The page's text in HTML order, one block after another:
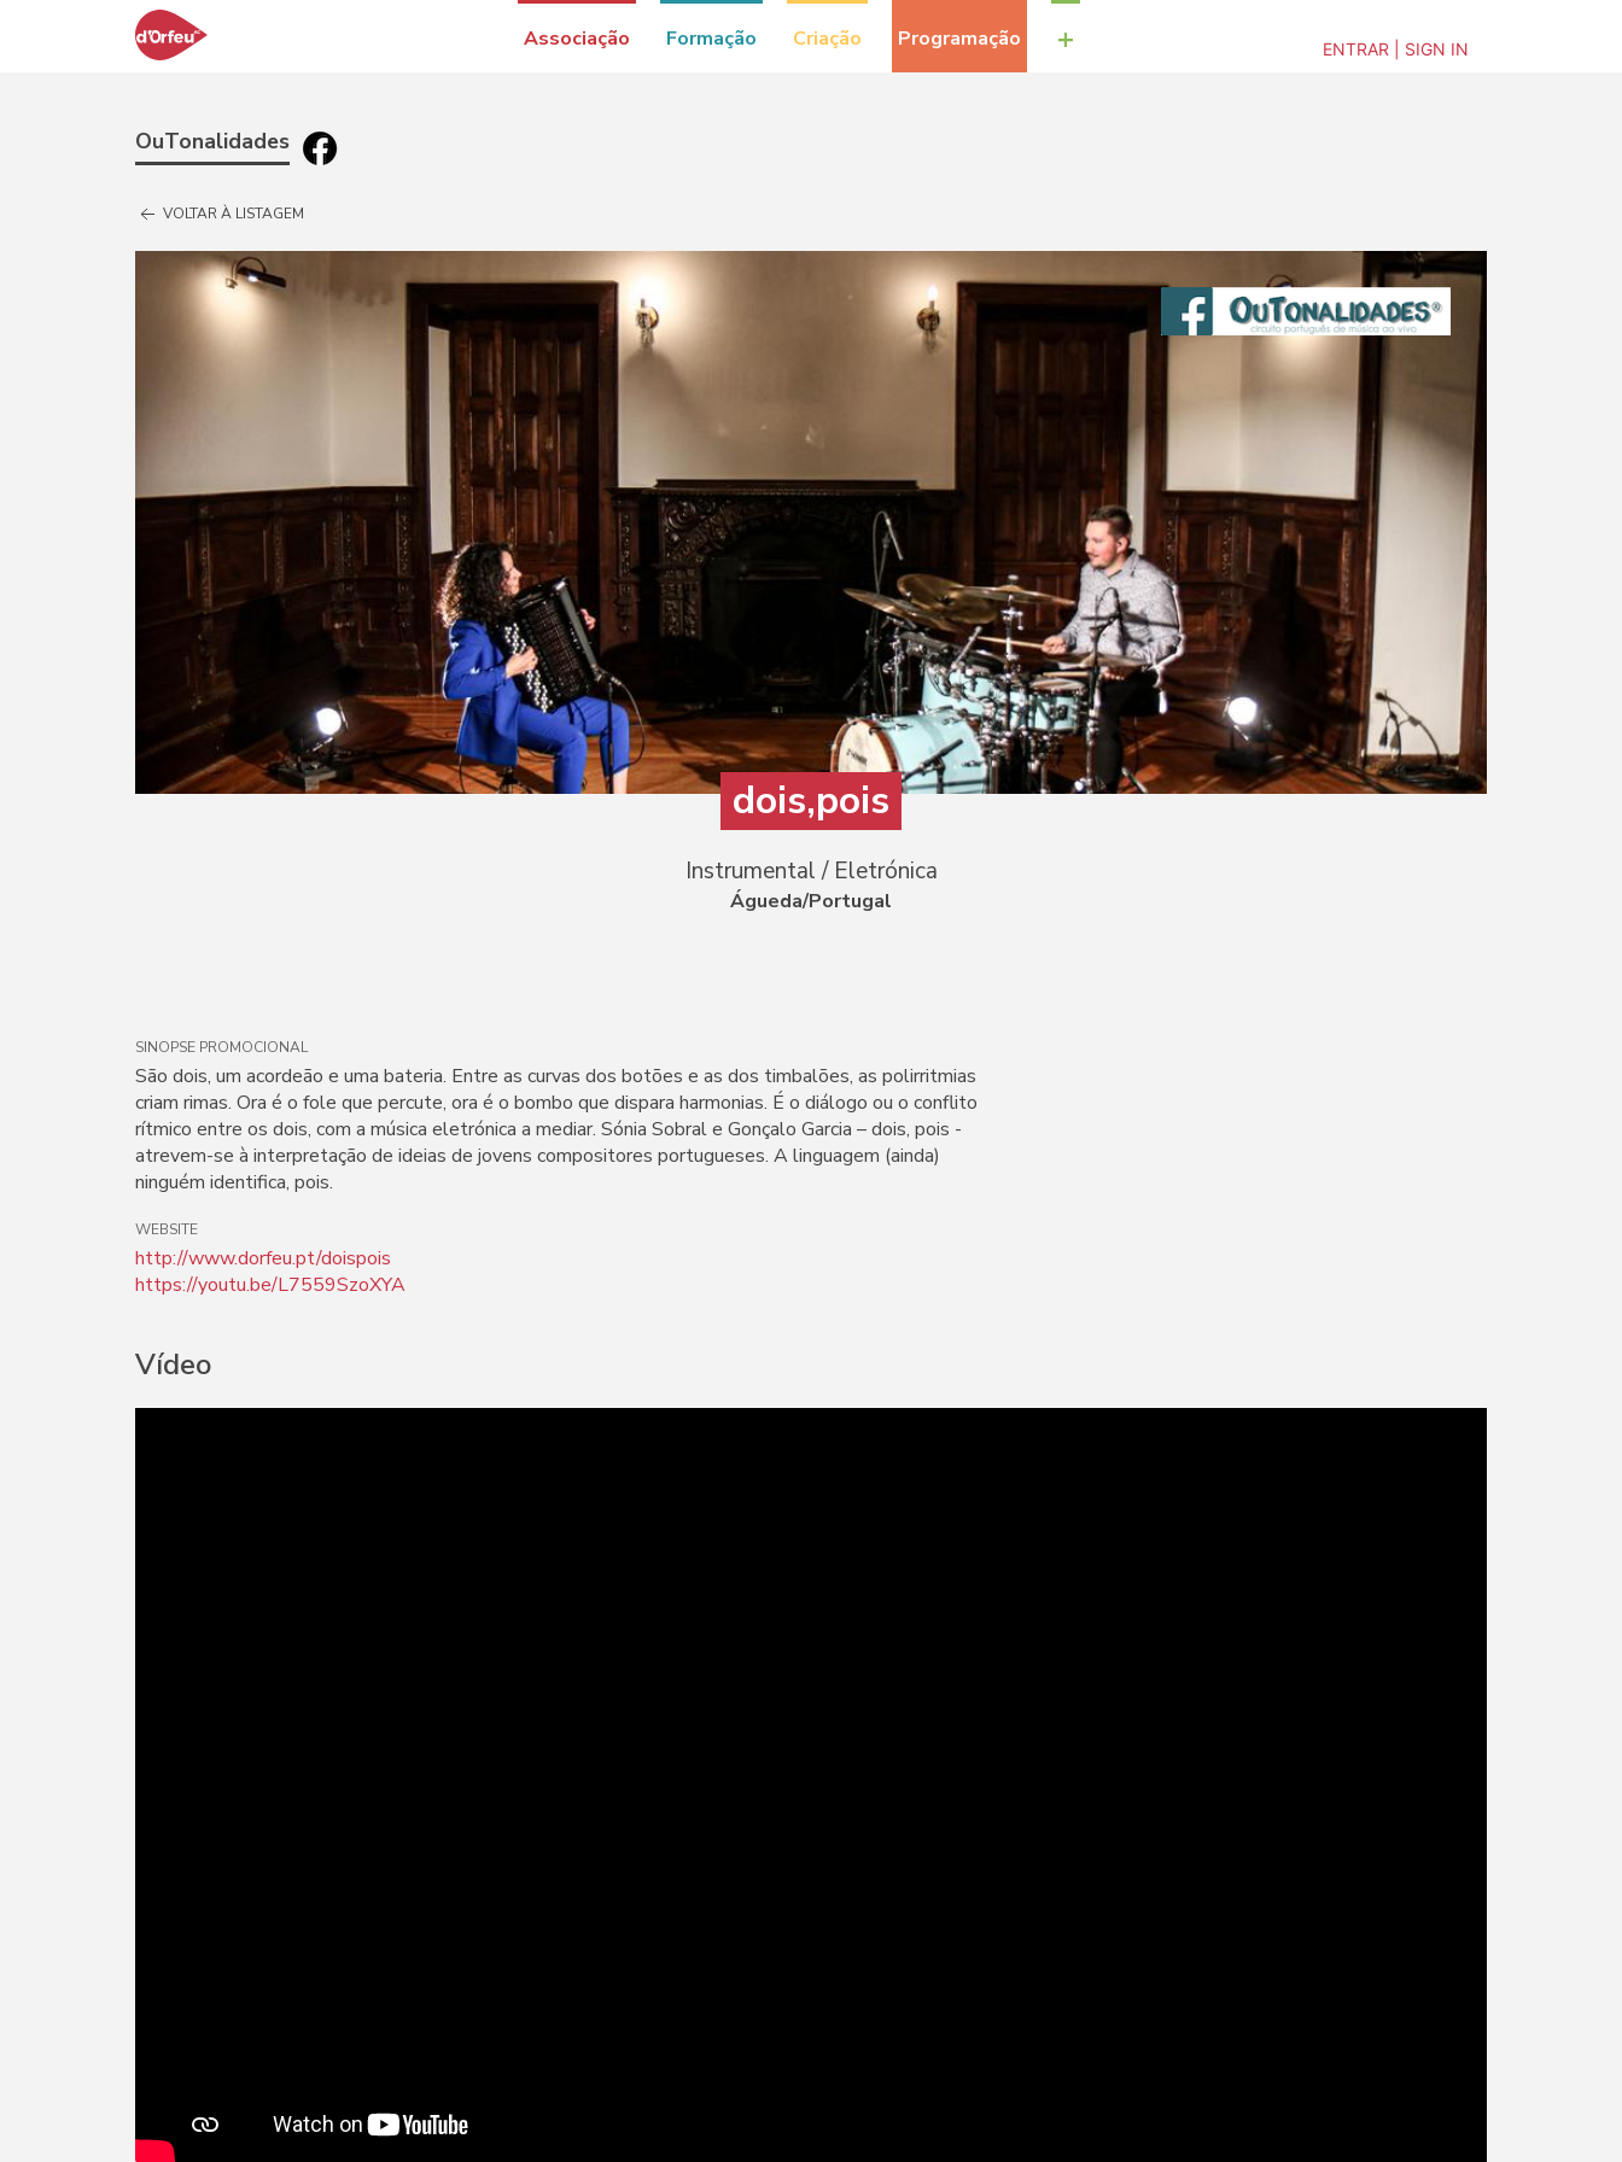
Associação Formação Criação Programação + ENTRAR | SIGN IN
OuTonalidades
VOLTAR À LISTAGEM
dois,pois
Instrumental / Eletrónica
Águeda/Portugal
SINOPSE PROMOCIONAL
São dois, um acordeão e uma bateria. Entre as curvas dos botões e as dos timbalões, as polirritmias
criam rimas. Ora é o fole que percute, ora é o bombo que dispara harmonias. É o diálogo ou o conflito
rítmico entre os dois, com a música eletrónica a mediar. Sónia Sobral e Gonçalo Garcia – dois, pois -
atrevem-se à interpretação de ideias de jovens compositores portugueses. A linguagem (ainda)
ninguém identifica, pois.
WEBSITE
http://www.dorfeu.pt/doispois
https://youtu.be/L7559SzoXYA
Vídeo